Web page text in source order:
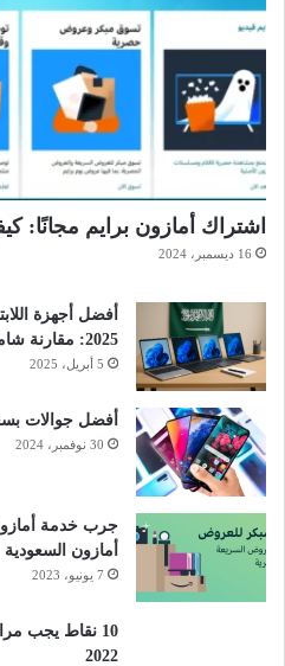
اشتراك أمازون برايم مجانًا:
16 ديسمبر، 2024
أفضل أجهزة
2025: مقارنة شاملة
5 أبريل، 2025
أفضل جوالات بسعرأقل من
30 نوفمبر، 2024
جرب خدمة
أمازون السعودية
7 يونيو، 2023
10 نقاط يجب
2022